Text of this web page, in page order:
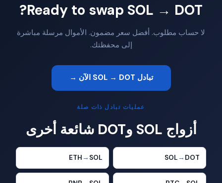
Ready to swap SOL → DOT?
لا حساب مطلوب. أفضل سعر مضمون. الأموال مرسلة مباشرة
إلى محفظتك.
تبادل SOL → DOT الآن →
عمليات تبادل ذات صلة
أزواج SOL وDOT شائعة أخرى
DOT
→
SOL
SOL
→
ETH